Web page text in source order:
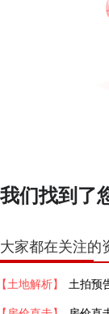
我们找到了
大家都在关注的
土地解析】 土拍预